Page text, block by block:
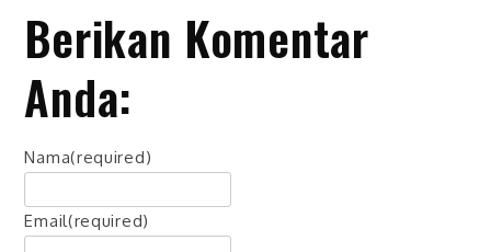
Berikan Komentar
Anda:
Nama(required)
Email(required)